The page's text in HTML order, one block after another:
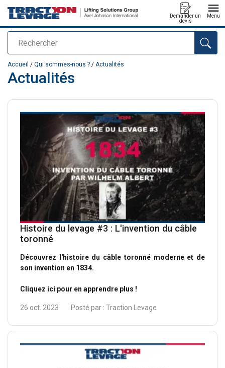
Rechercher
Demander un
devis
Menu
Ajouté au panier
Accueil / Qui sommes-nous ? / Actualités
Actualités
Histoire du levage #3 : L'invention du câble
toronné
Découvrez l'histoire du câble toronné moderne et de
son invention en 1834.
Cliquez ici pour en apprendre plus !
26 oct. 2023 Posté par : Traction Levage